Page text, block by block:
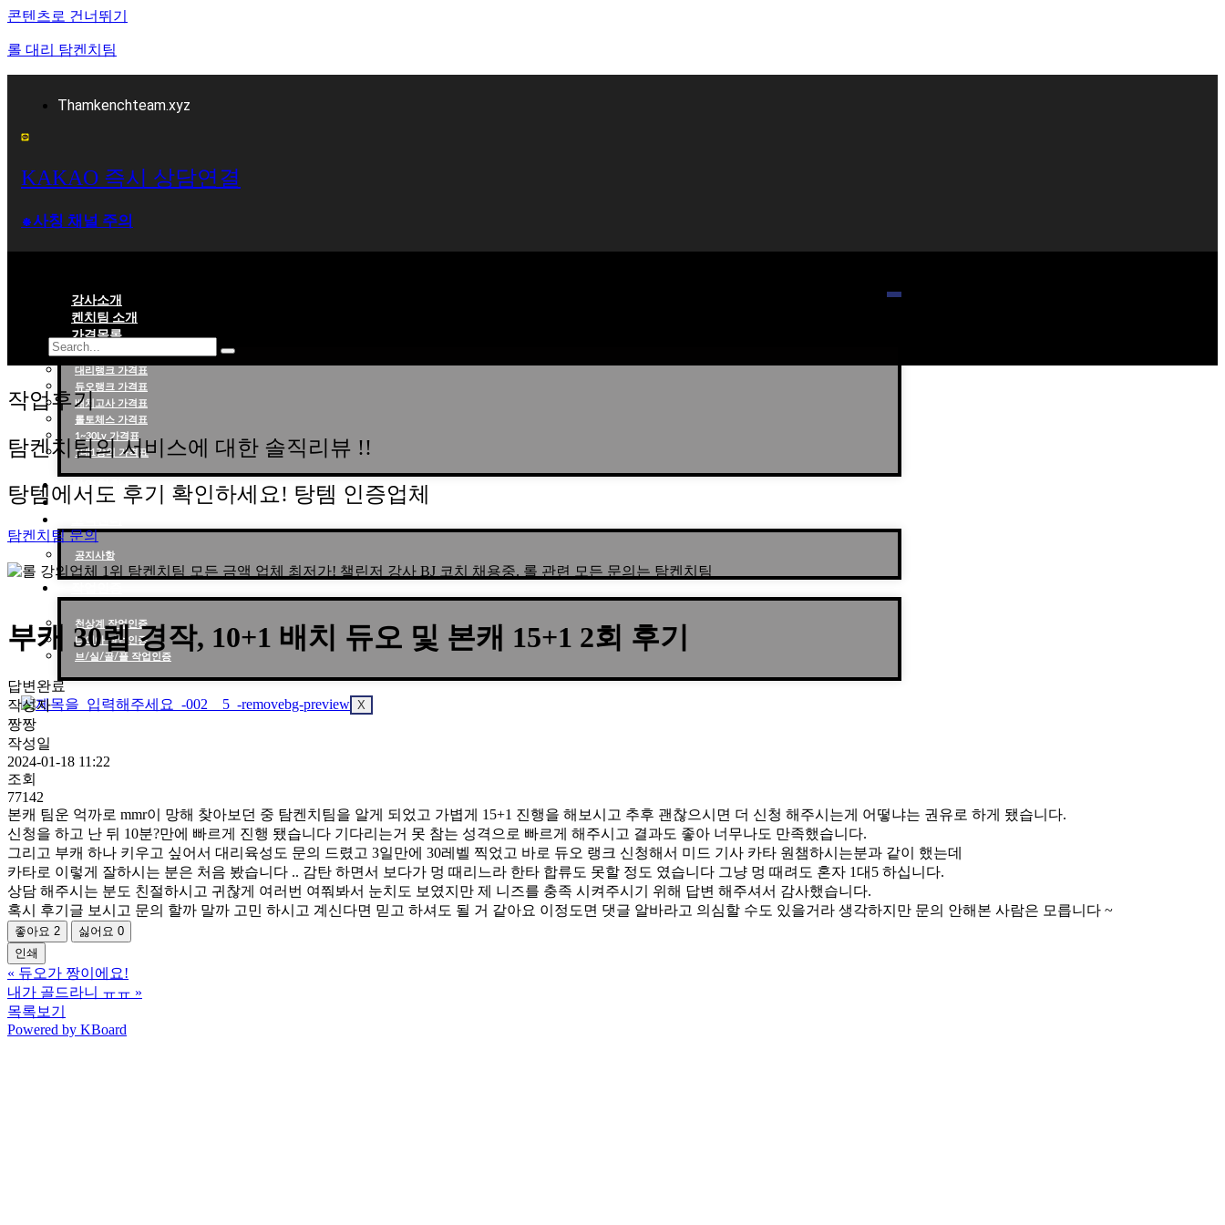
콘텐츠로 건너뛰기
롤 대리 탐켄치팀
Thamkenchteam.xyz
KAKAO 즉시 상담연결
⁕사칭 채널 주의
강사소개
켄치팀 소개
가격목록
대리랭크 가격표
듀오랭크 가격표
배치고사 가격표
롤토체스 가격표
1~30Lv 가격표
1대1강의 가격표
작업현황
작업후기
공지사항
천상계 작업인증
다이아 작업인증
브/실/골/플 작업인증
X
작업후기
탐켄치팀의 서비스에 대한 솔직리뷰 !!
탕템에서도 후기 확인하세요! 탕템 인증업체
탐켄치팀 문의
부캐 30렙 경작, 10+1 배치 듀오 및 본캐 15+1 2회 후기
답변완료
작성자
짱짱
작성일
2024-01-18 11:22
조회
77142
본캐 팀운 억까로 mmr이 망해 찾아보던 중 탐켄치팀을 알게 되었고 가볍게 15+1 진행을 해보시고 추후 괜찮으시면 더 신청 해주시는게 어떻냐는 권유로 하게 됐습니다.
신청을 하고 난 뒤 10분?만에 빠르게 진행 됐습니다 기다리는거 못 참는 성격으로 빠르게 해주시고 결과도 좋아 너무나도 만족했습니다.
그리고 부캐 하나 키우고 싶어서 대리육성도 문의 드렸고 3일만에 30레벨 찍었고 바로 듀오 랭크 신청해서 미드 기사 카타 원챔하시는분과 같이 했는데
카타로 이렇게 잘하시는 분은 처음 봤습니다 .. 감탄 하면서 보다가 멍 때리느라 한타 합류도 못할 정도 였습니다 그냥 멍 때려도 혼자 1대5 하십니다.
상담 해주시는 분도 친절하시고 귀찮게 여러번 여쭤봐서 눈치도 보였지만 제 니즈를 충족 시켜주시기 위해 답변 해주셔서 감사했습니다.
혹시 후기글 보시고 문의 할까 말까 고민 하시고 계신다면 믿고 하셔도 될 거 같아요 이정도면 댓글 알바라고 의심할 수도 있을거라 생각하지만 문의 안해본 사람은 모릅니다 ~
좋아요 2 싫어요 0
인쇄
« 듀오가 짱이에요!
내가 골드라니 ㅠㅠ »
목록보기
Powered by KBoard